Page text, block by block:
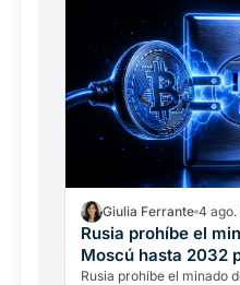
Giulia Ferrante 4
Rusia prohíbe el
Moscú hasta 2032
Rusia prohíbe el minado